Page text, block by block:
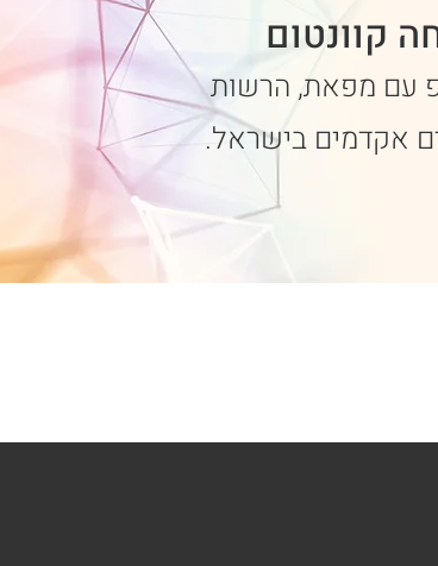
קוונטום
עם מפאת, הרשות
אקדמים בישראל.